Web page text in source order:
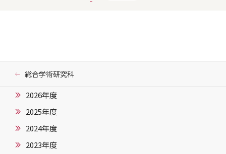
総合学術研究科
2026年度
2025年度
2024年度
2023年度